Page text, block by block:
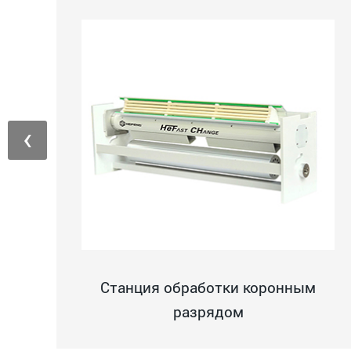
Станция обработки коронным
разрядом
‹